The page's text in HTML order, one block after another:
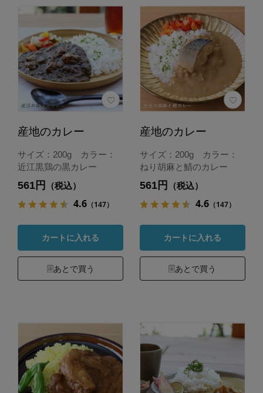
産地のカレー
サイズ：200g カラー：
近江黒鶏の黒カレー
561円 （税込）
4.6（147）
カートに入れる
あとで買う
産地のカレー
サイズ：200g カラー：
ねり胡麻と鯖のカレー
561円 （税込）
4.6（147）
カートに入れる
あとで買う